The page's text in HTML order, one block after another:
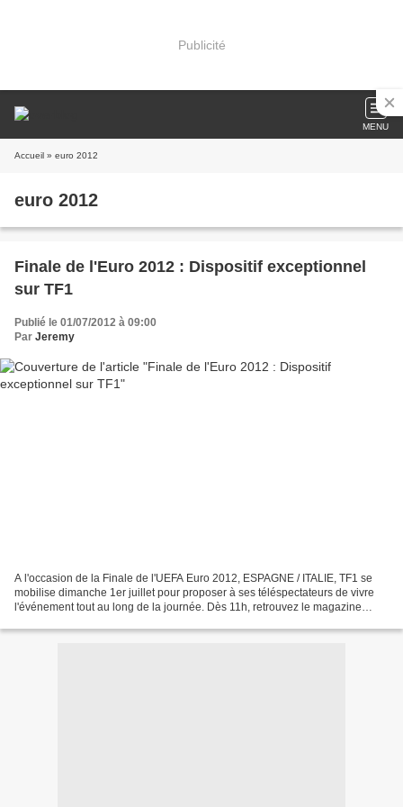
Publicité
MENU
Accueil » euro 2012
euro 2012
Finale de l'Euro 2012 : Dispositif exceptionnel
sur TF1
Publié le 01/07/2012 à 09:00
Par Jeremy
A l'occasion de la Finale de l'UEFA Euro 2012, ESPAGNE / ITALIE, TF1 se
mobilise dimanche 1er juillet pour proposer à ses téléspectateurs de vivre
l'événement tout au long de la journée. Dès 11h, retrouvez le magazine